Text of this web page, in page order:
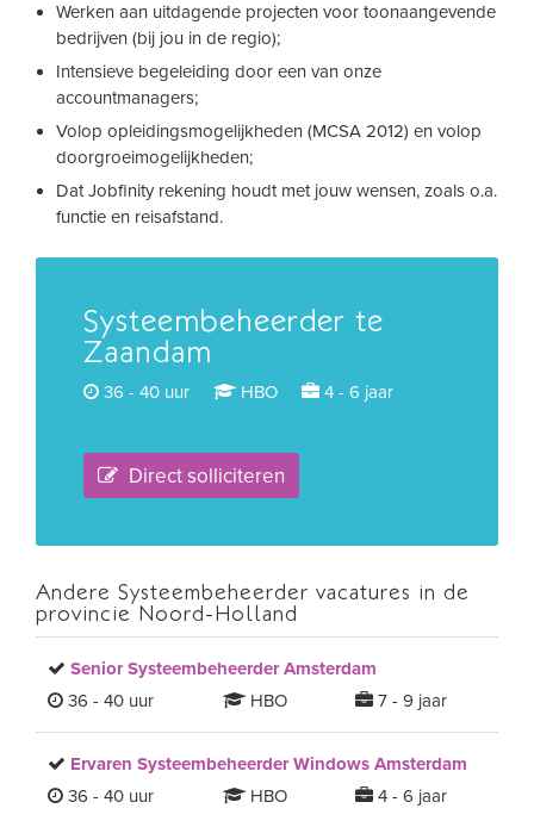
Werken aan uitdagende projecten voor toonaangevende
bedrijven (bij jou in de regio);
Intensieve begeleiding door een van onze
accountmanagers;
Volop opleidingsmogelijkheden (MCSA 2012) en volop
doorgroeimogelijkheden;
Dat Jobfinity rekening houdt met jouw wensen, zoals o.a.
functie en reisafstand.
Systeembeheerder te
Zaandam
36 - 40 uur HBO 4 - 6 jaar
Direct solliciteren
Andere Systeembeheerder vacatures in de
provincie Noord-Holland
Senior Systeembeheerder Amsterdam
36 - 40 uur
HBO 7 - 9 jaar
Ervaren Systeembeheerder Windows Amsterdam
36 - 40 uur
HBO 4 - 6 jaar